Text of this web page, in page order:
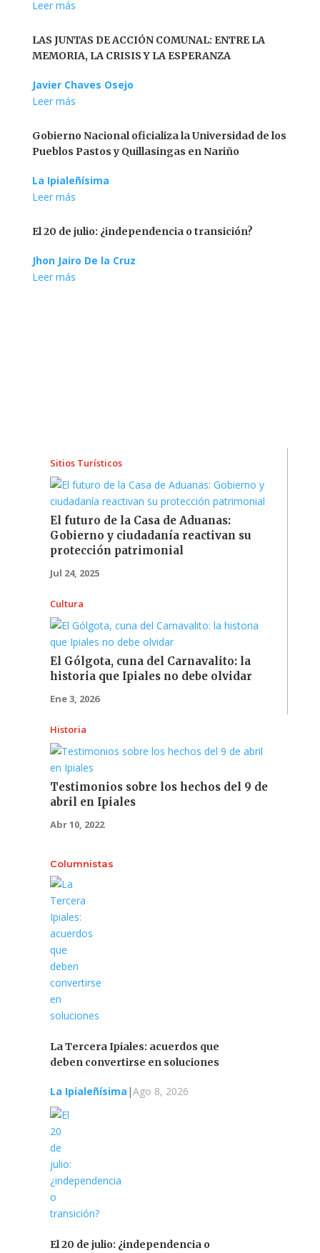
Leer más
LAS JUNTAS DE ACCIÓN COMUNAL: ENTRE LA
MEMORIA, LA CRISIS Y LA ESPERANZA
Javier Chaves Osejo
Leer más
Gobierno Nacional oficializa la Universidad de los
Pueblos Pastos y Quillasingas en Nariño
La Ipialeñísima
Leer más
El 20 de julio: ¿independencia o transición?
Jhon Jairo De la Cruz
Leer más
Sitios Turísticos
El futuro de la Casa de Aduanas:
Gobierno y ciudadanía reactivan su
protección patrimonial
Jul 24, 2025
Cultura
El Gólgota, cuna del Carnavalito: la
historia que Ipiales no debe olvidar
Ene 3, 2026
Historia
Testimonios sobre los hechos del 9 de
abril en Ipiales
Abr 10, 2022
Columnistas
La Tercera Ipiales: acuerdos que
deben convertirse en soluciones
La Ipialeñísima |Ago 8, 2026
El 20 de julio: ¿independencia o